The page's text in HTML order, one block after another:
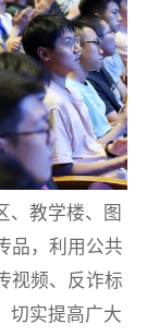
、教学楼、图
品，利用公共
视频、反诈标
切实提高广大